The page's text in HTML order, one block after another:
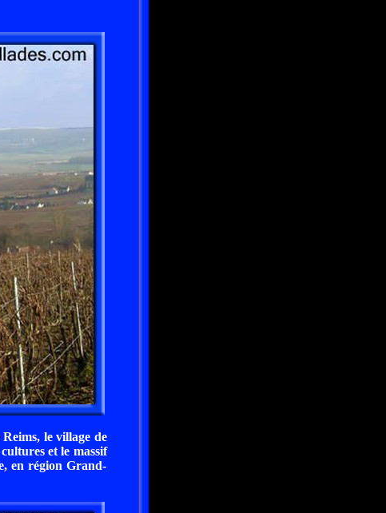
le village de
et le massif
en région Grand-